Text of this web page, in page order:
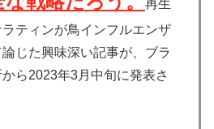
再生
ティンが鳥インフルエンザ
じた興味深い記事が、ブラ
ら2023年3月中旬に発表さ